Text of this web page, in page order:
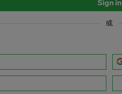
Sign in
或